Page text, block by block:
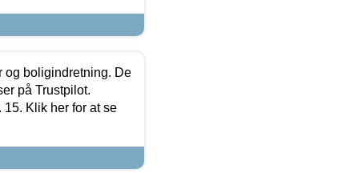
og boligindretning. De
på Trustpilot.
Klik her for at se